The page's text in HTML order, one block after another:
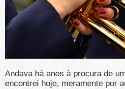
Andava há anos à procura de
encontrei hoje, meramente por